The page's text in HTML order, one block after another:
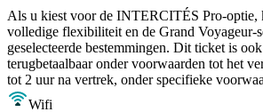
Als u kiest voor de INTERCITÉS Pro-optie,
volledige flexibiliteit en de Grand Voyageur-
geselecteerde bestemmingen. Dit ticket is
terugbetaalbaar onder voorwaarden tot het
tot 2 uur na vertrek, onder specifieke
Wifi